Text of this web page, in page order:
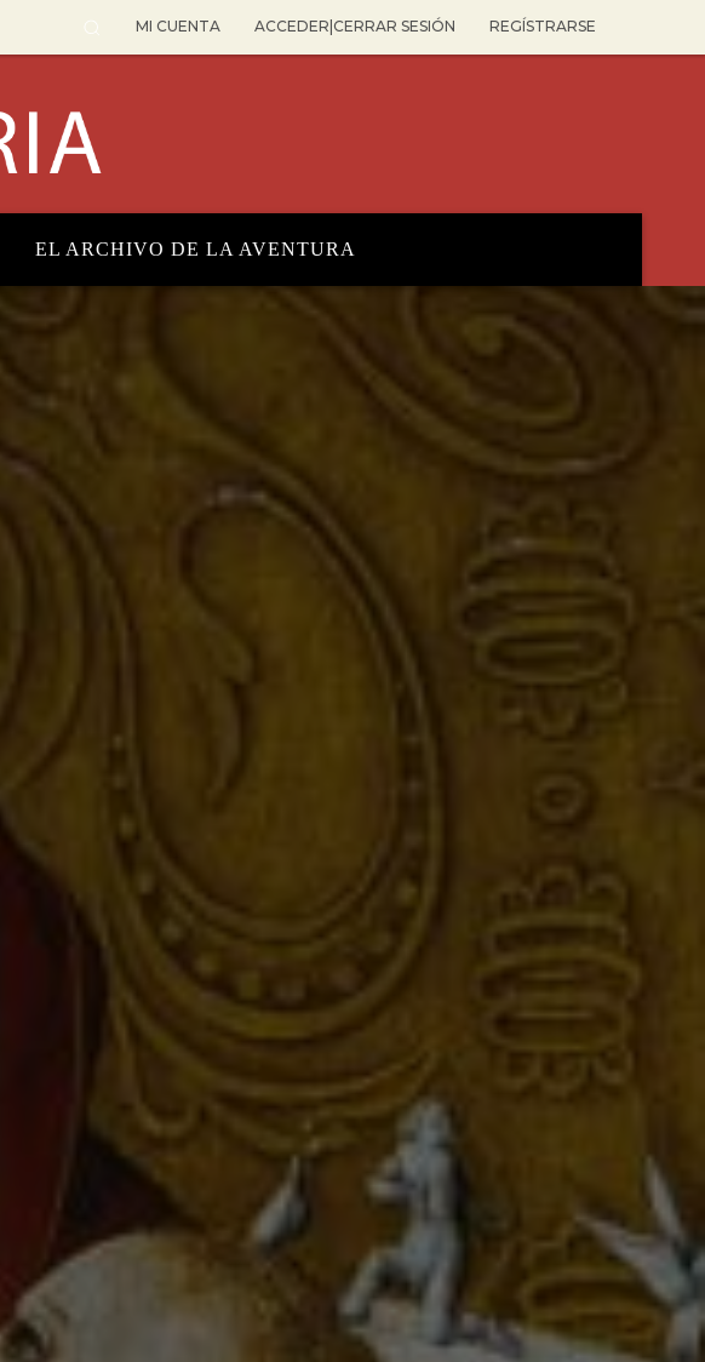
MI CUENTA ACCEDER|CERRAR SESIÓN REGÍSTRARSE
EL ARCHIVO DE LA AVENTURA